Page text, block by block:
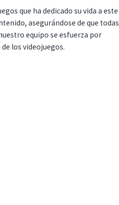
que ha dedicado su vida a este
asegurándose de que todas
equipo se esfuerza por
los videojuegos.